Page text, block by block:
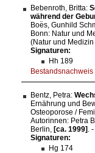
Bebenroth, Britta:
während der
Boe͏̈s, Gunhild
Bonn: Natur und
(Natur und Medizin
Signaturen:
Hh 189
Bestandsnachweis
Bentz, Petra:
Ernährung und
Osteoporose /
Autorinnen: Petra
Berlin, [ca. 1999] .
Signaturen:
Hg 174